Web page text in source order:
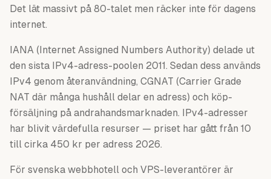
Det lät massivt på 80-talet men räcker inte för dagens
internet.
IANA (Internet Assigned Numbers Authority) delade ut
den sista IPv4-adress-poolen 2011. Sedan dess används
IPv4 genom återanvändning, CGNAT (Carrier Grade
NAT där många hushåll delar en adress) och köp-
försäljning på andrahandsmarknaden. IPv4-adresser
har blivit värdefulla resurser — priset har gått från 10
till cirka 450 kr per adress 2026.
För svenska webbhotell och VPS-leverantörer är